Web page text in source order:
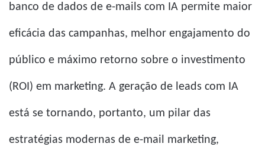
banco de dados de e-mails com IA permite maior
eficácia das campanhas, melhor engajamento do
público e máximo retorno sobre o investimento
(ROI) em marketing. A geração de leads com IA
está se tornando, portanto, um pilar das
estratégias modernas de e-mail marketing,